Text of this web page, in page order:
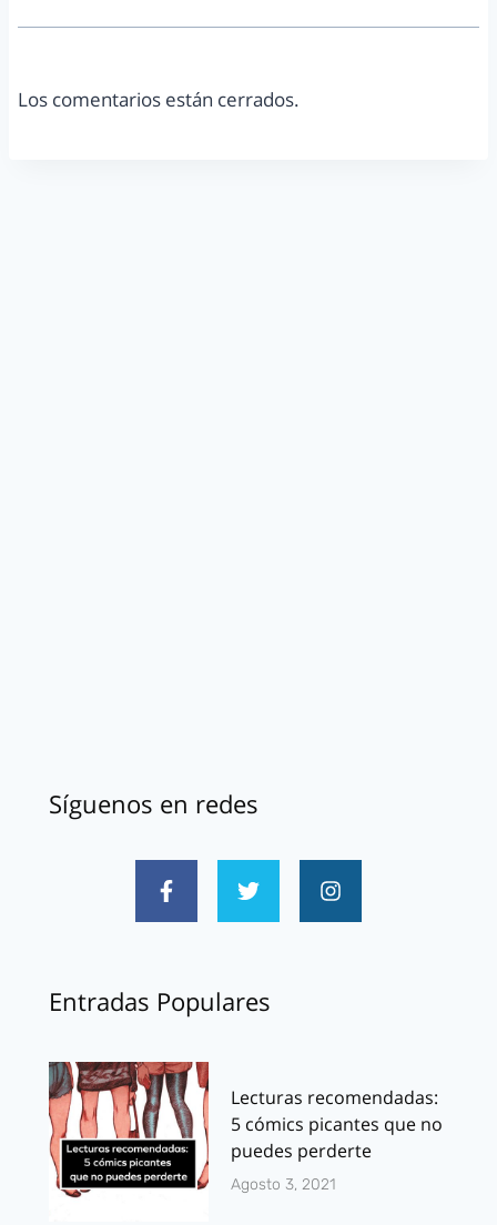
Los comentarios están cerrados.
Síguenos en redes
Entradas Populares
Lecturas recomendadas:
5 cómics picantes que no
puedes perderte
Agosto 3, 2021